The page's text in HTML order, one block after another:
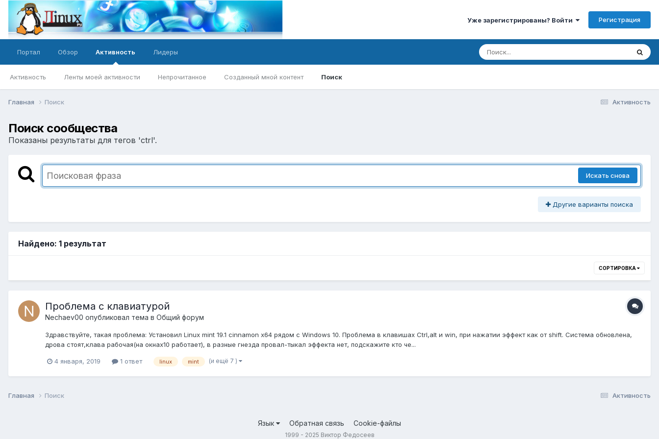
Уже зарегистрированы? Войти Регистрация
Портал Обзор Активность
Активность Ленты моей активности Непрочитанное Созданный мной контент Поиск
Лидеры
Активность
Главная Поиск
Поиск сообщества
Показаны результаты для тегов 'ctrl'.
Искать снова
Другие варианты поиска
Найдено: 1 результат
СОРТИРОВКА
Проблема с клавиатурой
Nechaev00 опубликовал тема в Общий форум
Здравствуйте, такая проблема: Установил Linux mint 19.1 cinnamon x64 рядом с Windows 10. Проблема в клавишах Ctrl,alt и win, при нажатии эффект как от shift. Система обновлена,
дрова стоят,клава рабочая(на окнах10 работает), в разные гнезда провал-тыкал эффекта нет, подскажите кто че...
4 января, 2019 1 ответ linux mint (и ещё 7 )
Активность
Главная Поиск
Язык Обратная связь Cookie-файлы
1999 - 2025 Виктор Федосеев